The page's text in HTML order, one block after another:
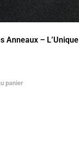
Anneaux – L’Unique
panier